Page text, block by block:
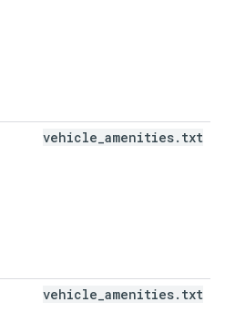
vehicle amenities. txt
vehicle amenities. txt